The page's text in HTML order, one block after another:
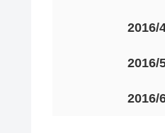
2016/
2016/
2016/